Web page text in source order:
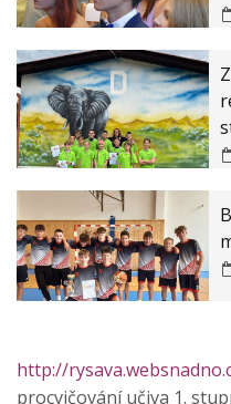
http://
procvičování učiva 1.